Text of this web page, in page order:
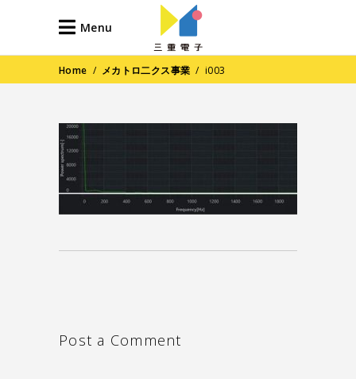
Menu
Home / メカトロ二クス事業 / i003
Post a Comment